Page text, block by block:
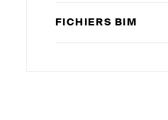
FICHIERS BIM